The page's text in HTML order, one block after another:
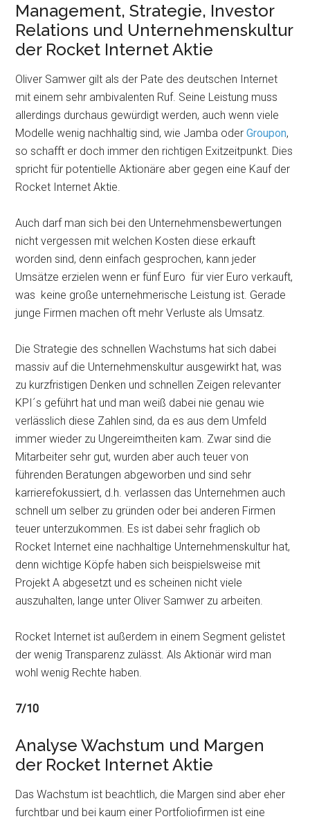
Management, Strategie, Investor
Relations und Unternehmenskultur
der Rocket Internet Aktie
Oliver Samwer gilt als der Pate des deutschen Internet
mit einem sehr ambivalenten Ruf. Seine Leistung muss
allerdings durchaus gewürdigt werden, auch wenn viele
Modelle wenig nachhaltig sind, wie Jamba oderGroupon,
so schafft er doch immer den richtigen Exitzeitpunkt. Dies
spricht für potentielle Aktionäre aber gegen eine Kauf der
Rocket Internet Aktie.
Auch darf man sich bei den Unternehmensbewertungen
nicht vergessen mit welchen Kosten diese erkauft
worden sind, denn einfach gesprochen, kann jeder
Umsätze erzielen wenn er fünf Euro für vier Euro verkauft,
was keine große unternehmerische Leistung ist. Gerade
junge Firmen machen oft mehr Verluste als Umsatz.
Die Strategie des schnellen Wachstums hat sich dabei
massiv auf die Unternehmenskultur ausgewirkt hat, was
zu kurzfristigen Denken und schnellen Zeigen relevanter
KPI´s geführt hat und man weiß dabei nie genau wie
verlässlich diese Zahlen sind, da es aus dem Umfeld
immer wieder zu Ungereimtheiten kam. Zwar sind die
Mitarbeiter sehr gut, wurden aber auch teuer von
führenden Beratungen abgeworben und sind sehr
karrierefokussiert, d.h. verlassen das Unternehmen auch
schnell um selber zu gründen oder bei anderen Firmen
teuer unterzukommen. Es ist dabei sehr fraglich ob
Rocket Internet eine nachhaltige Unternehmenskultur hat,
denn wichtige Köpfe haben sich beispielsweise mit
Projekt A abgesetzt und es scheinen nicht viele
auszuhalten, lange unter Oliver Samwer zu arbeiten.
Rocket Internet ist außerdem in einem Segment gelistet
der wenig Transparenz zulässt. Als Aktionär wird man
wohl wenig Rechte haben.
7/10
Analyse Wachstum und Margen
der Rocket Internet Aktie
Das Wachstum ist beachtlich, die Margen sind aber eher
furchtbar und bei kaum einer Portfoliofirmen ist eine